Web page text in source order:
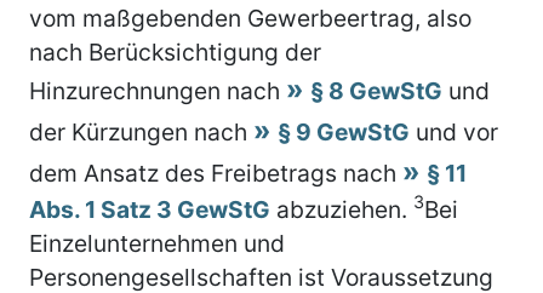
vom maßgebenden Gewerbeertrag, also
nach Berücksichtigung der
Hinzurechnungen nach
§ 8 GewStG und
der Kürzungen nach
§ 9 GewStG und vor
dem Ansatz des Freibetrags nach
§ 11
Abs. 1 Satz 3 GewStG abzuziehen. 3Bei
Einzelunternehmen und
Personengesellschaften ist Voraussetzung